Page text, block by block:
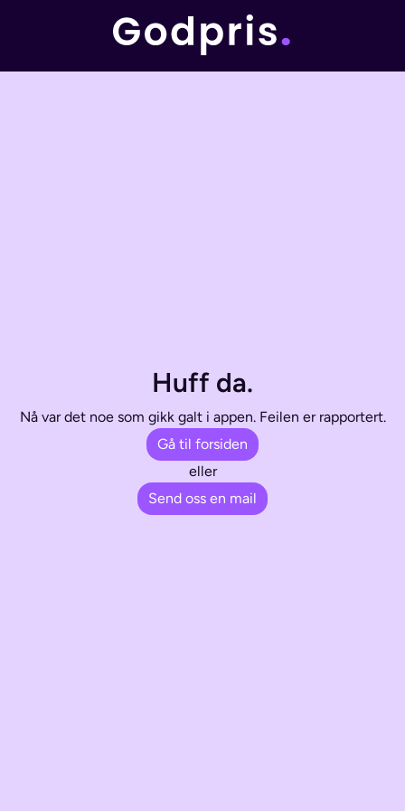
Huff da.
Nå var det noe som gikk galt i appen. Feilen er rapportert.
Gå til forsiden
eller
Send oss en mail